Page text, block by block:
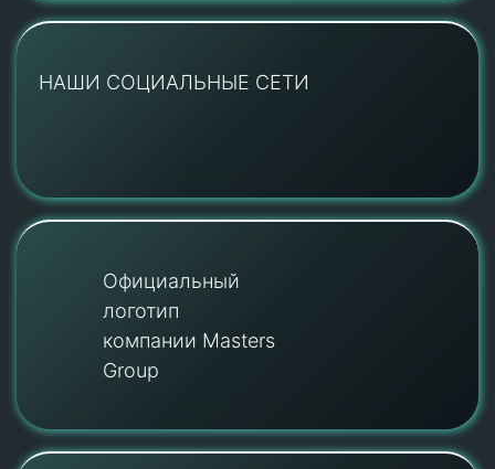
НАШИ СОЦИАЛЬНЫЕ СЕТИ
Официальный
логотип
компании Masters
Group